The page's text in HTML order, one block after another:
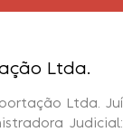
Ltda.
Ltda.